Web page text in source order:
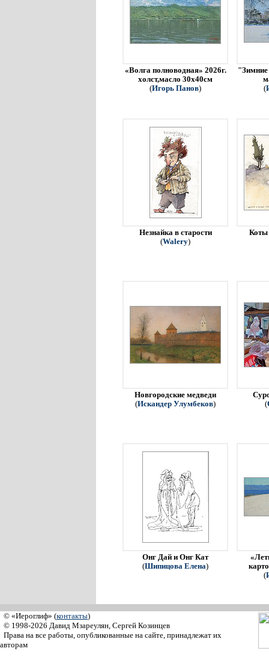
«Волга полноводная» 2026г.
холст,масло 30х40см
(Игорь Панов)
"Зимние
(
Незнайка в старости
(Walery)
Коты
Новгородские медведи
(Искандер Улумбеков)
(
Онг Дай и Онг Кат
(Шипицова Елена)
(
© «Иероглиф» (контакты)
© 1998-2026 Давид Мзареулян, Сергей Козинцев
Права на все работы, опубликованные на сайте, принадлежат их
авторам